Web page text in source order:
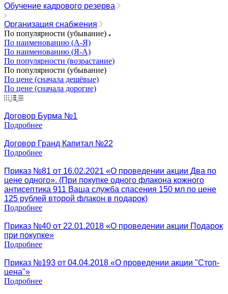
Обучение кадрового резерва
Организация снабжения
По популярности (убывание)
По наименованию (А-Я)
По наименованию (Я-А)
По популярности (возрастание)
По популярности (убывание)
По цене (сначала дешёвые)
По цене (сначала дорогие)
Договор Бурма №1
Подробнее
Договор Гранд Капитал №22
Подробнее
Приказ №81 от 16.02.2021 «О проведении акции Два по
цене одного». (При покупке одного флакона кожного
антисептика 911 Ваша служба спасения 150 мл по цене
125 рублей второй флакон в подарок)
Подробнее
Приказ №40 от 22.01.2018 «О проведении акции Подарок
при покупке»
Подробнее
Приказ №193 от 04.04.2018 «О проведении акции "Стоп-
цена"»
Подробнее